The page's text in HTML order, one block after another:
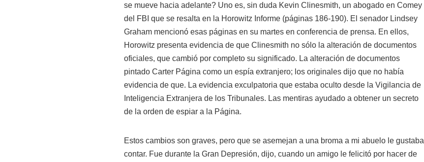
se mueve hacia adelante? Uno es, sin duda Kevin Clinesmith, un abogado en Comey
del FBI que se resalta en la Horowitz Informe (páginas 186-190). El senador Lindsey
Graham mencionó esas páginas en su martes en conferencia de prensa. En ellos,
Horowitz presenta evidencia de que Clinesmith no sólo la alteración de documentos
oficiales, que cambió por completo su significado. La alteración de documentos
pintado Carter Página como un espía extranjero; los originales dijo que no había
evidencia de que. La evidencia exculpatoria que estaba oculto desde la Vigilancia de
Inteligencia Extranjera de los Tribunales. Las mentiras ayudado a obtener un secreto
de la orden de espiar a la Página.
Estos cambios son graves, pero que se asemejan a una broma a mi abuelo le gustaba
contar. Fue durante la Gran Depresión, dijo, cuando un amigo le felicitó por hacer de